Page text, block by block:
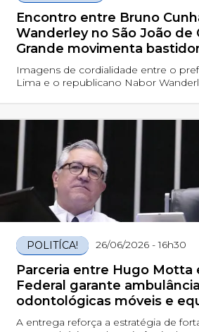
Encontro entre Bruno
Wanderley no São João de
Grande movimenta
Imagens de cordialidade entre o
Lima e o republicano Nabor
POLITÍCA! 26/06/2026 - 16h30
Parceria entre Hugo Motta
Federal garante
odontológicas móveis e
para 15 municípios
A entrega reforça a estratégia de